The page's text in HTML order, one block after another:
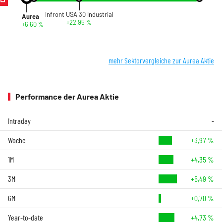
Aurea
+6,60 %
Infront USA 30 Industrial
+22,95 %
mehr Sektorvergleiche zur Aurea Aktie
Performance der Aurea Aktie
Intraday -
Woche +3,97 %
1M +4,35 %
3M +5,49 %
6M +0,70 %
Year-to-date +4,73 %